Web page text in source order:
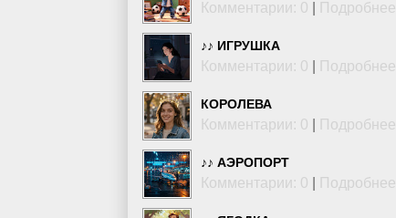
Комментарии: 0 Подробнее
♪♪ ИГРУШКА
Комментарии: 0 Подробнее
КОРОЛЕВА
Комментарии: 0 Подробнее
♪♪ АЭРОПОРТ
Комментарии: 0 Подробнее